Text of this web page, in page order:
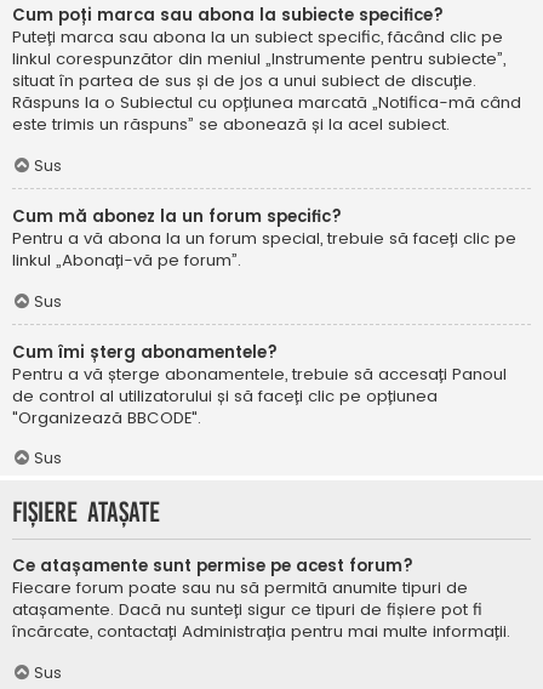
Cum poți marca sau abona la subiecte specifice?
Puteți marca sau abona la un subiect specific, făcând clic pe
linkul corespunzător din meniul „Instrumente pentru subiecte”,
situat în partea de sus și de jos a unui subiect de discuție.
Răspuns la o Subiectul cu opțiunea marcată „Notifica-mă când
este trimis un răspuns” se abonează și la acel subiect.
Sus
Cum mă abonez la un forum specific?
Pentru a vă abona la un forum special, trebuie să faceți clic pe
linkul „Abonați-vă pe forum”.
Sus
Cum îmi șterg abonamentele?
Pentru a vă șterge abonamentele, trebuie să accesați Panoul
de control al utilizatorului și să faceți clic pe opțiunea
"Organizează BBCODE".
Sus
Fișiere atașate
Ce atașamente sunt permise pe acest forum?
Fiecare forum poate sau nu să permită anumite tipuri de
atașamente. Dacă nu sunteți sigur ce tipuri de fișiere pot fi
încărcate, contactați Administrația pentru mai multe informații.
Sus